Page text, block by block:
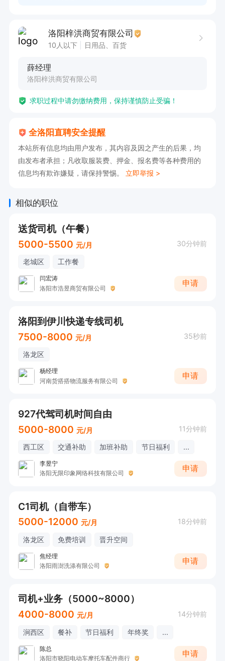
2. 熟悉洛阳城区区域商圈、社区分布，本地户籍
3. 能吃苦耐劳，有较强的目标感与抗压能力，接
受户外跑店、终端走访等工作模式
4. 品行端正，责任心强
底薪2800+200全勤+提层，综合工资保底工资40
00+
招聘人数：2名
联系人：薛经理
共创佳绩，实现个人与团队的双向成长！
洛阳梓洪商贸有限公司
10人以下 日用品、百货
薛经理
洛阳梓洪商贸有限公司
求职过程中请勿缴纳费用，保持谨慎防止受骗！
全洛阳直聘安全提醒
本站所有信息均由用户发布，其内容及因之产生的后果，均
由发布者承担；凡收取服装费、押金、报名费等各种费用的
信息均有欺诈嫌疑，请保持警惕。 立即举报 >
相似的职位
送货司机（午餐）
5000-5500 元/月 30分钟前
老城区 工作餐
闫宏涛
洛阳市浩昱商贸有限公司
申请
洛阳到伊川快递专线司机
7500-8000 元/月 35秒前
洛龙区
杨经理
河南货搭搭物流服务有限公司
申请
927代驾司机时间自由
5000-8000 元/月 11分钟前
西工区 交通补助 加班补助 节日福利 ...
李昱宁
洛阳无限印象网络科技有限公司
申请
C1司机（自带车）
5000-12000 元/月 18分钟前
洛龙区 免费培训 晋升空间
焦经理
洛阳雨澍洗涤有限公司
申请
司机+业务（5000~8000）
4000-8000 元/月 14分钟前
涧西区 餐补 节日福利 年终奖 ...
陈总
洛阳市晓阳电动车摩托车配件商行
申请